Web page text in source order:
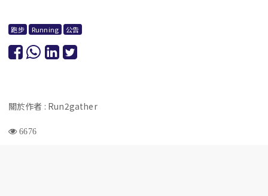
跑步 Running 公告
關於作者 : Run2gather
6676